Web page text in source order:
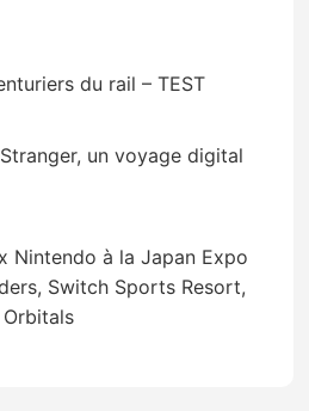
du rail – TEST
un voyage digital
Nintendo à la Japan Expo
Switch Sports Resort,